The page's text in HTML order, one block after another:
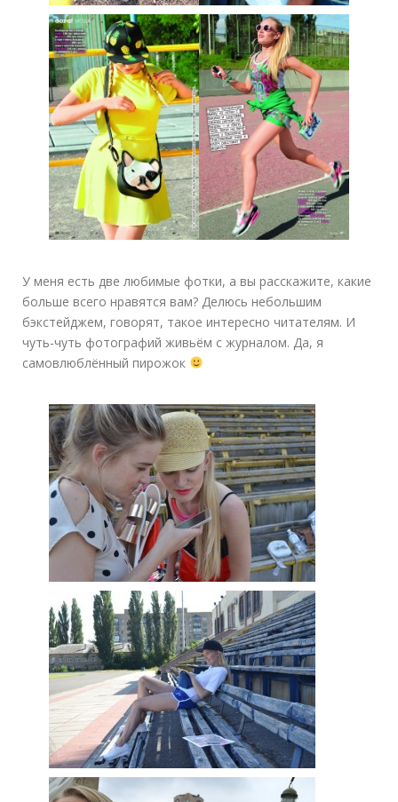
У меня есть две любимые фотки, а вы расскажите, какие
больше всего нравятся вам? Делюсь небольшим
бэкстейджем, говорят, такое интересно читателям. И
чуть-чуть фотографий живьём с журналом. Да, я
самовлюблённый пирожок